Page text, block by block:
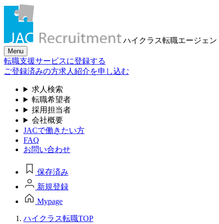
ハイクラス転職エージェン
Menu
転職支援サービスに登録する
ご登録済みの方求人紹介を申し込む
求人検索
転職希望者
採用担当者
会社概要
JACで働きたい方
FAQ
お問い合わせ
保存済み
新規登録
Mypage
ハイクラス転職TOP